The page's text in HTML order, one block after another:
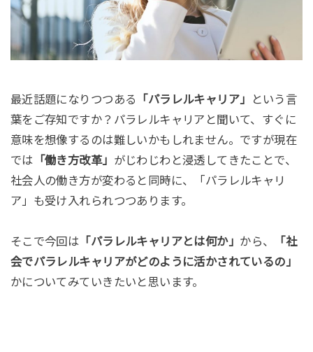
最近話題になりつつある 「パラレルキャリア」
という言
葉をご存知ですか？パラレルキャリアと聞いて、すぐに
意味を想像するのは難しいかもしれません。ですが現在
では 「働き方改革」 がじわじわと浸透してきたことで、
社会人の働き方が変わると同時に、「パラレルキャリ
ア」も受け入れられつつあります。
そこで今回は 「パラレルキャリアとは何か」 から、
「社
会でパラレルキャリアがどのように活かされているの」
かについてみていきたいと思います。